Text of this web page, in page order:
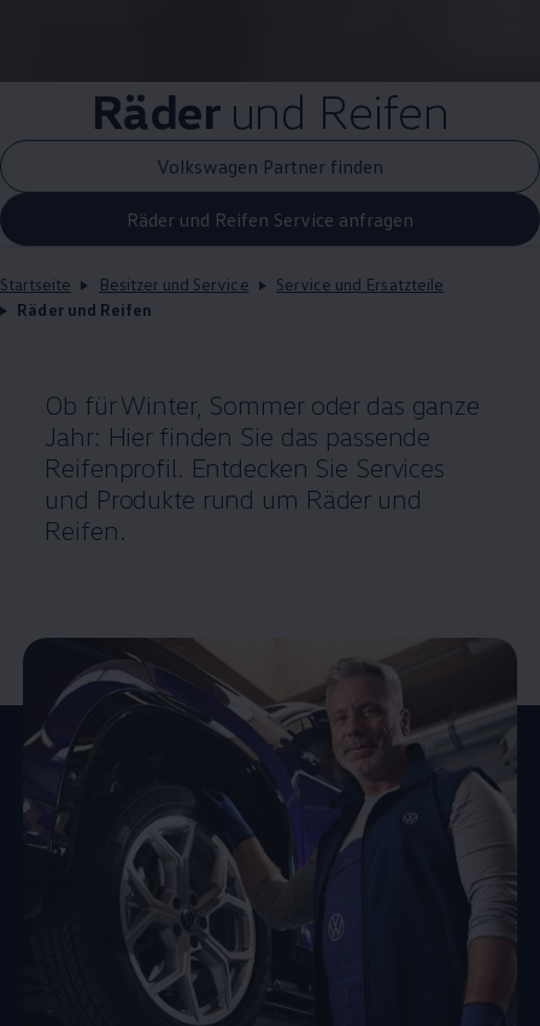
Räder und Reifen
Volkswagen Partner finden
Räder und Reifen Service anfragen
Startseite Besitzer und Service
Service und Ersatzteile
Räder und Reifen
Ob für Winter, Sommer oder das ganze
Jahr: Hier finden Sie das passende
Reifenprofil. Entdecken Sie Services
und Produkte rund um Räder und
Reifen.